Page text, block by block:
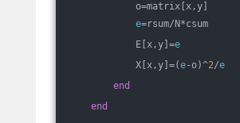
o=matrix[x,y]
e=rsum/N*csum
E[x,y]=e
X[x,y]=(e-o)^2/e
end
end